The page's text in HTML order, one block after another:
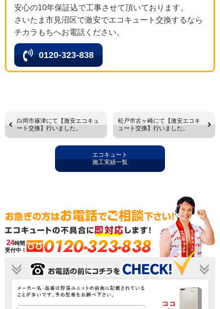
安心の10年保証込で工事させて頂いております。
さいたま市見沼区で激安でエコキュート交換するなら
チカラもちへお電話ください。
0120-323-838
白岡市篠津にて【激安エコキュ
ート交換】行いました。
松戸市古ヶ崎にて【激安エコキ
ュート交換】行いました。
エコキュート
施工実績一覧
24時間
受付中！
0120-323-838